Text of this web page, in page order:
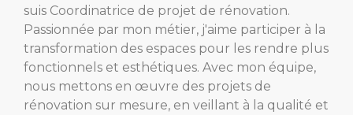
suis Coordinatrice de projet de rénovation.
Passionnée par mon métier, j'aime participer à la
transformation des espaces pour les rendre plus
fonctionnels et esthétiques. Avec mon équipe,
nous mettons en œuvre des projets de
rénovation sur mesure, en veillant à la qualité et